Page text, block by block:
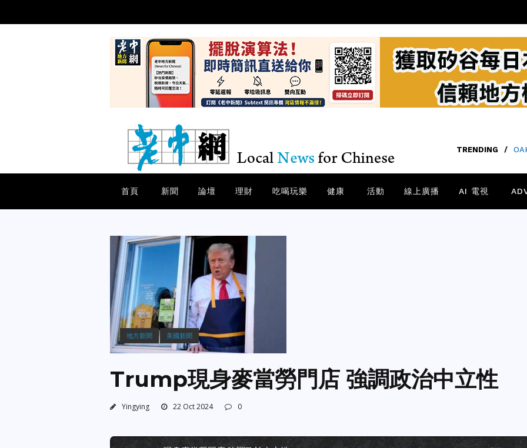
TRENDING /
首頁 新聞 論壇 理財 吃喝玩樂 健康 活動 線上廣播 AI 電視
地方新聞 美國新聞
Trump現身麥當勞門店 強調政治中立性
Yingying 22 Oct 2024 0